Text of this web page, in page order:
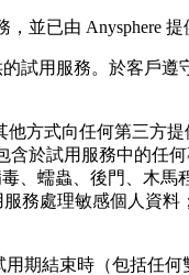
並已由 Anysphere 提
試用服務。於客戶遵
方式向任何第三方
於試用服務中的任
、蠕蟲、後門、木馬
務處理敏感個人資
期結束時（包括任